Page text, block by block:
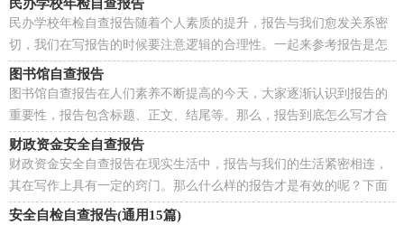
民办学校年检自查报告
民办学校年检自查报告随着个人素质的提升，报告与我们愈发关系密
切，我们在写报告的时候要注意逻辑的合理性。一起来参考报告是怎
么写的吧，以下是小编整理的民办学校年检自查报告...
图书馆自查报告
图书馆自查报告在人们素养不断提高的今天，大家逐渐认识到报告的
重要性，报告包含标题、正文、结尾等。那么，报告到底怎么写才合
适呢？以下是小编帮大家整理的图书馆自查报告，希望能...
财政资金安全自查报告
财政资金安全自查报告在现实生活中，报告与我们的生活紧密相连，
其在写作上具有一定的窍门。那么什么样的报告才是有效的呢？下面
是小编精心整理的财政资金安全自查报告，欢迎大家分...
安全自检自查报告(通用15篇)